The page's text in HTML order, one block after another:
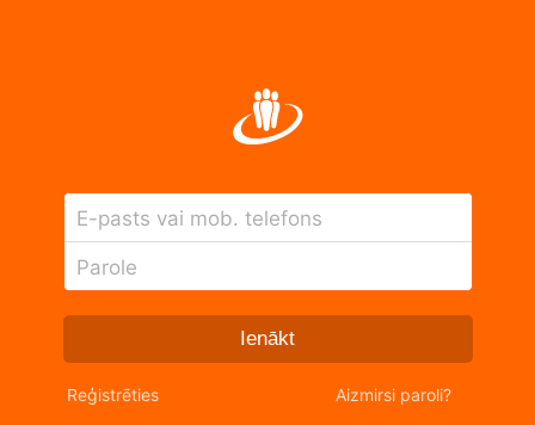
E-pasts vai mob. telefons
Parole
Ienākt
Reģistrēties Aizmirsi paroli?